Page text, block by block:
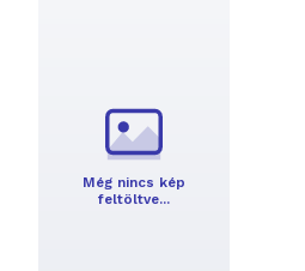
Még nincs kép
feltöltve…